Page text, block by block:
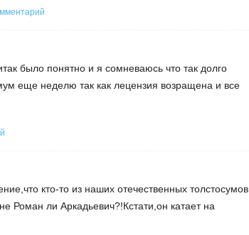
было понятно и я сомневаюсь что так долго
еще неделю так как лецензия возращена и все
кто-то из наших отечественных толстосумов
Роман ли Аркадьевич?!Кстати,он катает на